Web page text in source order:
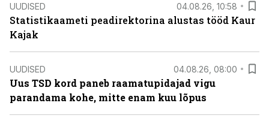
UUDISED 04.08.26, 10:58
Statistikaameti peadirektorina alustas tööd Kaur
Kajak
UUDISED 04.08.26, 08:00
Uus TSD kord paneb raamatupidajad vigu
parandama kohe, mitte enam kuu lõpus